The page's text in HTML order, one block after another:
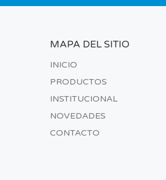
MAPA DEL SITIO
INICIO
PRODUCTOS
INSTITUCIONAL
NOVEDADES
CONTACTO